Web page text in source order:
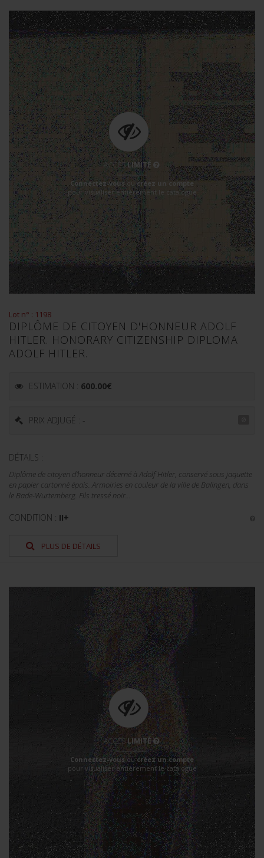
ACCÈSLIMITÉ
Connectez-vousoucréez un compte
pour visualiser entièrement le catalogue
Lot n° : 1198
DIPLÔME DE CITOYEN D'HONNEUR ADOLF
HITLER. HONORARY CITIZENSHIP DIPLOMA
ADOLF HITLER.
ESTIMATION : 600.00€
PRIX ADJUGÉ : -
DÉTAILS :
Diplôme de citoyen d'honneur décerné à Adolf Hitler, conservé sous jaquette
en papier cartonné épais. Armoiries en couleur de la ville de Balingen, dans
le Bade-Wurtemberg. Fils tressé noir...
CONDITION : II+
PLUS DE DÉTAILS
ACCÈSLIMITÉ
Connectez-vousoucréez un compte
pour visualiser entièrement le catalogue